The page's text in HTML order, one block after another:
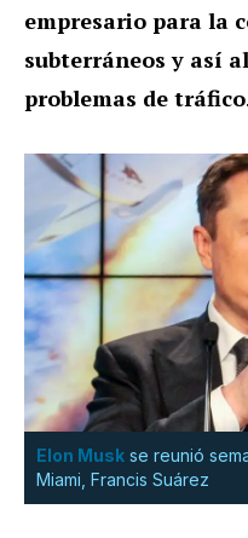
empresario para la
subterráneos y así
problemas de tráfico.
Elon Musk se reunió
Miami, Francis Suárez